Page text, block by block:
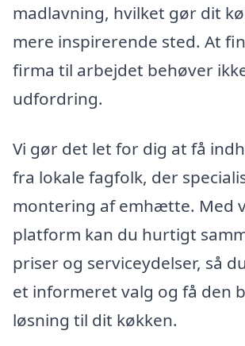
madlavning, hvilket gør dit
mere inspirerende sted. At
firma til arbejdet behøver
udfordring.
Vi gør det let for dig at få
fra lokale fagfolk, der
montering af emhætte. Med
platform kan du hurtigt
priser og serviceydelser, så
et informeret valg og få den
løsning til dit køkken.